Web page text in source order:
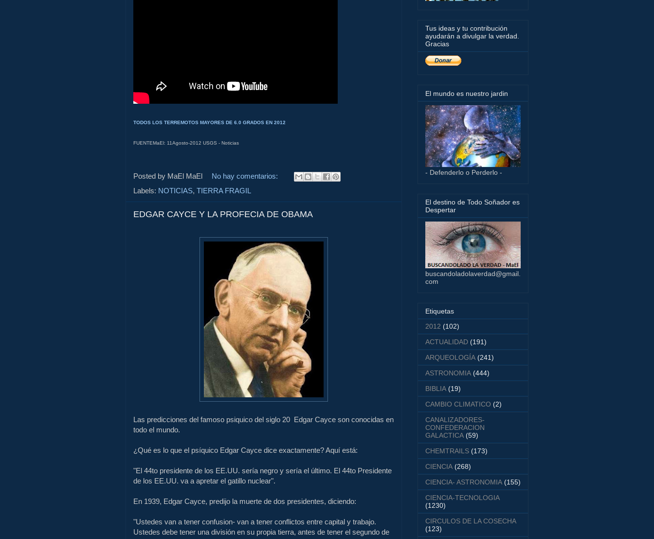
TODOS LOS TERREMOTOS MAYORES DE 6.0 GRADOS EN 2012
FUENTEMaEl: 11Agosto-2012 USGS - Noticias
Posted by MaEl MaEl
No hay comentarios:
Labels: NOTICIAS, TIERRA FRAGIL
EDGAR CAYCE Y LA PROFECIA DE OBAMA
Las predicciones del famoso psiquico del siglo 20 Edgar Cayce son conocidas en
todo el mundo.
¿Qué es lo que el psíquico Edgar Cayce dice exactamente?Aquí está:
"El 44to presidente de los EE.UU. sería negro y sería el último. El 44to Presidente
de los EE.UU. va a apretar el gatillo nuclear".
En 1939, Edgar Cayce, predijo la muerte de dos presidentes, diciendo:
"Ustedes van a tener confusion- van a tener conflictos entre capital y trabajo.
Ustedes debe tener una división en su propia tierra, antes de tener el segundo de
Tus ideas y tu contribución
ayudarán a divulgar la verdad.
Gracias
El mundo es nuestro jardin
- Defenderlo o Perderlo -
El destino de Todo Soñador es
Despertar
buscandoladolaverdad@gmail.
com
Etiquetas
2012 (102)
ACTUALIDAD (191)
ARQUEOLOGÍA (241)
ASTRONOMIA (444)
BIBLIA (19)
CAMBIO CLIMATICO (2)
CANALIZADORES-
CONFEDERACION
GALACTICA (59)
CHEMTRAILS (173)
CIENCIA (268)
CIENCIA- ASTRONOMIA (155)
CIENCIA-TECNOLOGIA
(1230)
CIRCULOS DE LA COSECHA
(123)